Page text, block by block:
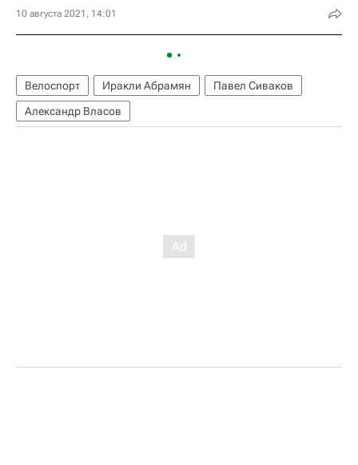
10 августа 2021, 14:01
Велоспорт Иракли Абрамян
Павел Сиваков
Александр Власов